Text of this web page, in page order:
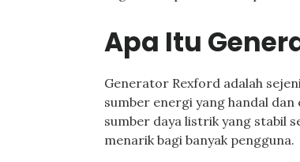
Apa Itu
Generator Rexford adalah
sumber energi yang handal
sumber daya listrik yang stabil
menarik bagi banyak pengguna.